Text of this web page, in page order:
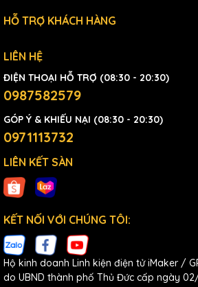
HỖ TRỢ KHÁCH HÀNG
LIÊN HỆ
ĐIỆN THOẠI HỖ TRỢ (08:30 - 20:30)
0987582579
GÓP Ý & KHIẾU NẠI (08:30 - 20:30)
0971113732
LIÊN KẾT SÀN
KẾT NỐI VỚI CHÚNG TÔI:
Hộ kinh doanh Linh kiện điện tử iMaker /
do UBND thành phố Thủ Đức cấp ngày